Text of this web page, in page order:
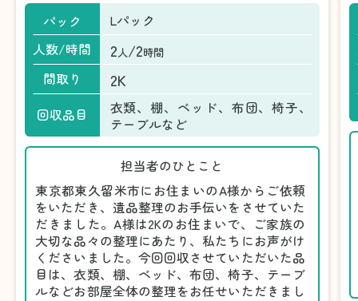
パック
Lパック
人数/時間
2人 /2時間
間取り 2K
回収品目
衣類、棚、ベッド、布団、椅子、
テーブルなど
担当者のひとこと
東京都東久留米市にお住まいのA様からご依頼
をいただき、遺品整理のお手伝いをさせていた
だきました。A様は2Kのお住まいで、ご家族の
大切な品々の整理にあたり、私たちにお声がけ
くださいました。今回回収させていただいた品
目は、衣類、棚、ベッド、布団、椅子、テーブ
ルなどお部屋全体の整理をお任せいただきまし